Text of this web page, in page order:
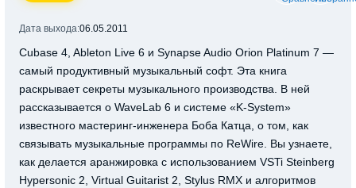
Дата выхода:06.05.2011
Cubase 4, Ableton Live 6 и Synapse Audio Orion Platinum 7 —
самый продуктивный музыкальный софт. Эта книга
раскрывает секреты музыкального производства. В ней
рассказывается о WaveLab 6 и системе «K-System»
известного мастеринг-инженера Боба Катца, о том, как
связывать музыкальные программы по ReWire. Вы узнаете,
как делается аранжировка с использованием VSTi Steinberg
Hypersonic 2, Virtual Guitarist 2, Stylus RMX и алгоритмов